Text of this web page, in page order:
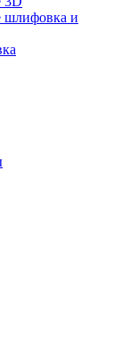
шлифовка и